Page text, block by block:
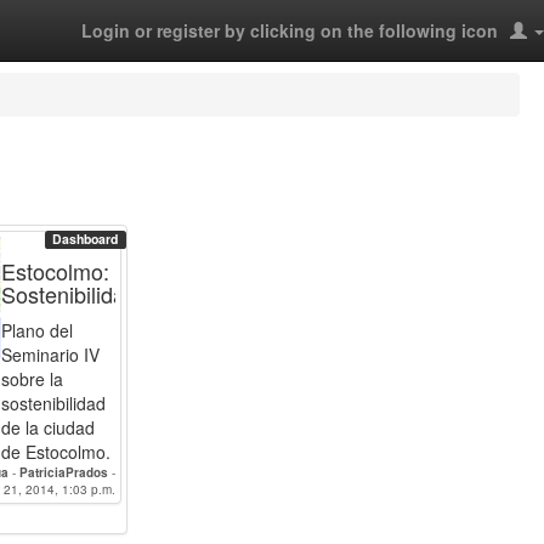
Login or register by clicking on the following icon
Dashboard
Estocolmo:
Sostenibilidad
Plano del
Seminario IV
sobre la
sostenibilidad
de la ciudad
de Estocolmo.
- PatriciaPrados -
-Casquet
21, 2014, 1:03 p.m.